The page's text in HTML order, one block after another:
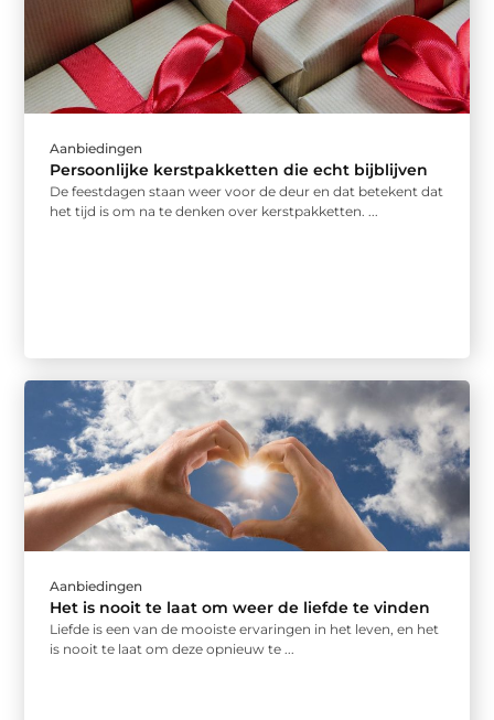
Aanbiedingen
Persoonlijke kerstpakketten die echt bijblijven
De feestdagen staan weer voor de deur en dat betekent dat
het tijd is om na te denken over kerstpakketten. ...
Aanbiedingen
Het is nooit te laat om weer de liefde te vinden
Liefde is een van de mooiste ervaringen in het leven, en het
is nooit te laat om deze opnieuw te ...